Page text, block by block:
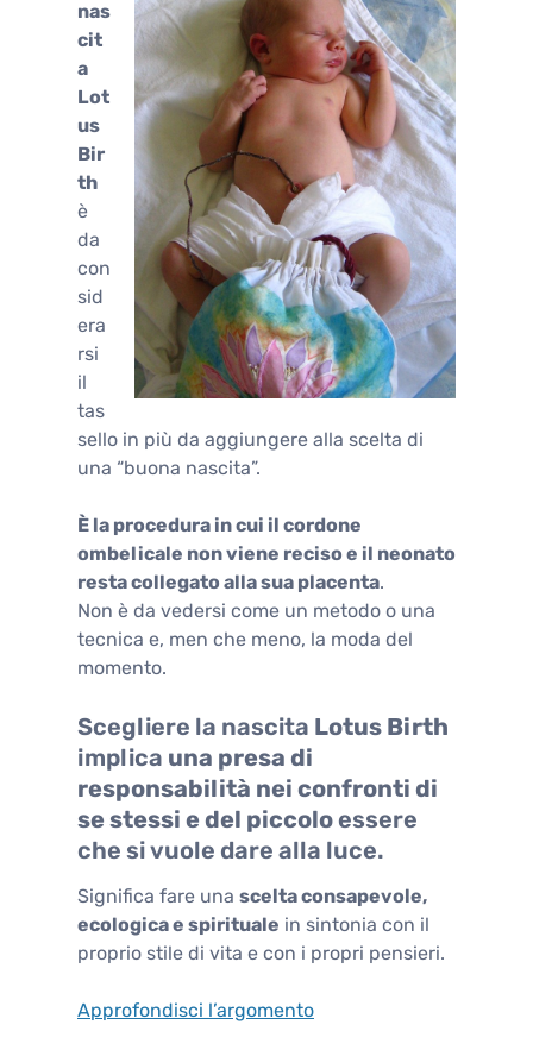
nas
cit
a
Lot
us
Bir
th
è
da
con
sid
era
rsi
il
tas
sello in più da aggiungere alla scelta di
una “buona nascita”.
È la procedura in cui il cordone
ombelicale non viene reciso e il neonato
resta collegato alla sua placenta.
Non è da vedersi come un metodo o una
tecnica e, men che meno, la moda del
momento.
Scegliere la nascita Lotus Birth
implica una presa di
responsabilità nei confronti di
se stessi e del piccoloessere
che si vuole dare alla luce.
Significa fare una scelta consapevole,
ecologica e spirituale in sintonia con il
proprio stile di vita e con i propri pensieri.
Approfondisci l’argomento